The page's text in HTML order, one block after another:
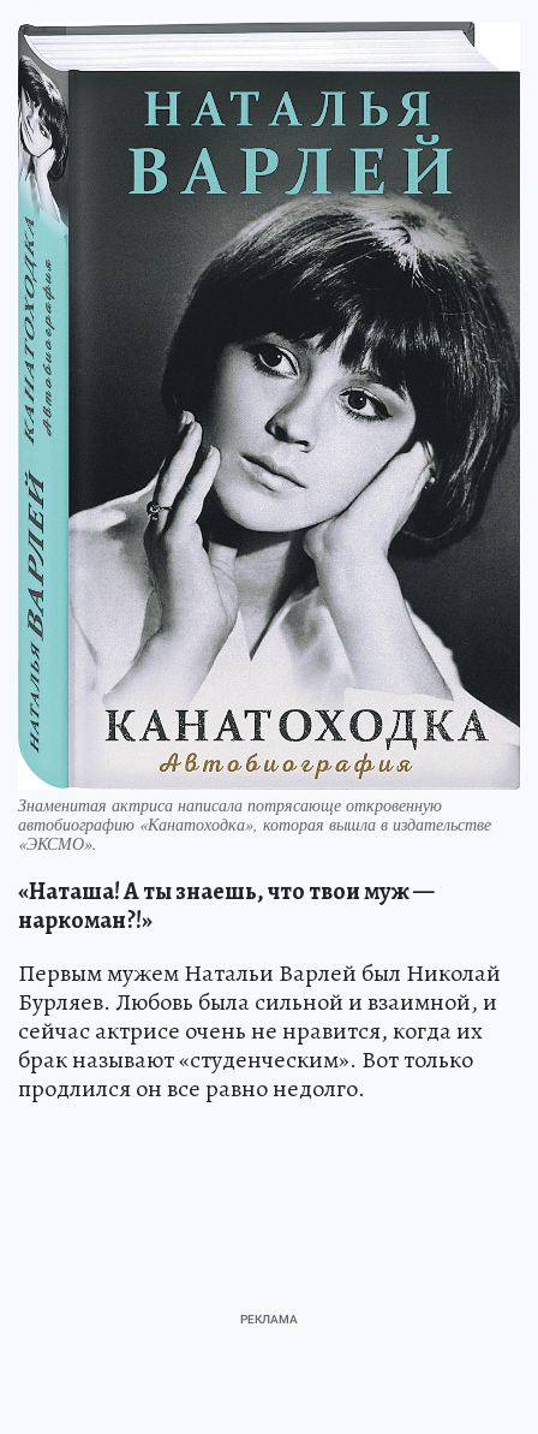
Знаменитая актриса написала потрясающе откровенную
автобиографию «Канатоходка», которая вышла в издательстве
«ЭКСМО».
«Наташа! А ты знаешь, что твои муж —
наркоман?!»
Первым мужем Натальи Варлей был Николай
Бурляев. Любовь была сильной и взаимной, и
сейчас актрисе очень не нравится, когда их
брак называют «студенческим». Вот только
продлился он все равно недолго.